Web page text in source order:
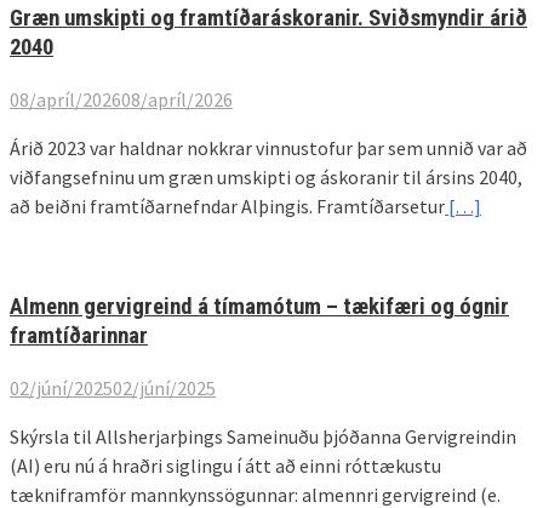
Græn umskipti og framtíðaráskoranir. Sviðsmyndir árið
2040
08/apríl/202608/apríl/2026
Árið 2023 var haldnar nokkrar vinnustofur þar sem unnið var að
viðfangsefninu um græn umskipti og áskoranir til ársins 2040,
að beiðni framtíðarnefndar Alþingis. Framtíðarsetur […]
Almenn gervigreind á tímamótum – tækifæri og ógnir
fram­tíðarinnar
02/júní/202502/júní/2025
Skýrsla til Allsherjarþings Sameinuðu þjóðanna Gervigreindin
(AI) eru nú á hraðri siglingu í átt að einni róttækustu
tækniframför mannkynssögunnar: almennri gervigreind (e.